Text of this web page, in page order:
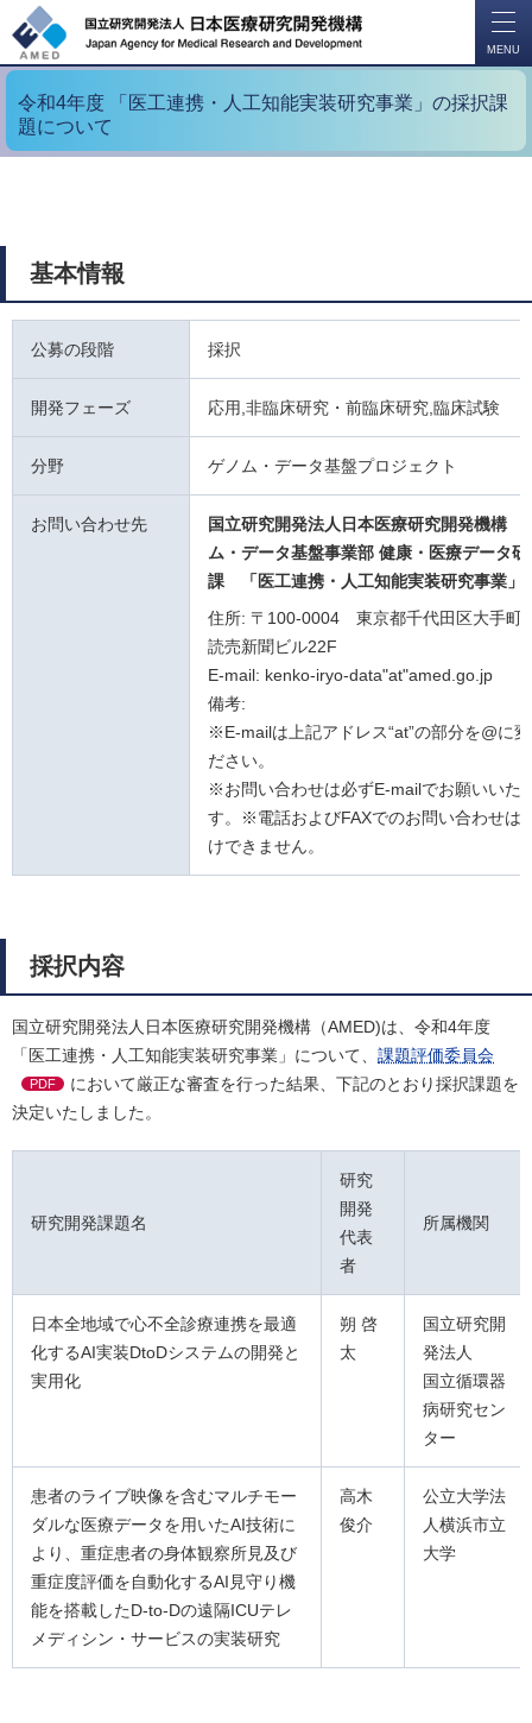
MENU
令和4年度 「医工連携・人工知能実装研究事業」の採択課
題について
基本情報
公募の段階 採択
開発フェーズ 応用,非臨床研究・前臨床研究,臨床試験
分野 ゲノム・データ基盤プロジェクト
お問い合わせ先
国立研究開発法人日本医療研究開発機構
ム・データ基盤事業部 健康・医療データ
課
「医工連携・人工知能実装研究事業」
住所: 〒100-0004 東京都千代田区大手
読売新聞ビル22F
E-mail: kenko-iryo-data"at"amed.go.jp
備考:
※E-mailは上記アドレス“at”の部分を@に
ださい。
※お問い合わせは必ずE-mailでお願いいた
す。※電話およびFAXでのお問い合わせは
けできません。
採択内容
国立研究開発法人日本医療研究開発機構（AMED)は、令和4年度
「医工連携・人工知能実装研究事業」について、 課題評価委員会
PDF
において厳正な審査を行った結果、下記のとおり採択課題を
決定いたしました。
研究開発課題名
研究
開発
代表
者
所属機関
日本全地域で心不全診療連携を最適
化するAI実装DtoDシステムの開発と
実用化
朔 啓
太
国立研究開
発法人
国立循環器
病研究セン
ター
患者のライブ映像を含むマルチモー
ダルな医療データを用いたAI技術に
より、重症患者の身体観察所見及び
重症度評価を自動化するAI見守り機
能を搭載したD-to-Dの遠隔ICUテレ
メディシン・サービスの実装研究
高木
俊介
公立大学法
人横浜市立
大学